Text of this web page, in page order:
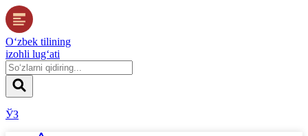
O‘zbek tilining
izohli lug‘ati
ЎЗ